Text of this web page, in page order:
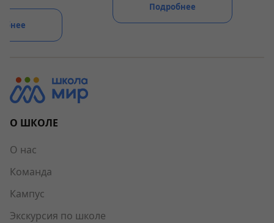
Подробнее
О ШКОЛЕ
О нас
Команда
Кампус
Экскурсия по школе